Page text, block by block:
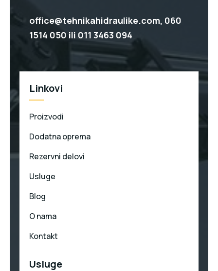
office@tehnikahidraulike.com, 060
1514 050 ili 011 3463 094
Linkovi
Proizvodi
Dodatna oprema
Rezervni delovi
Usluge
Blog
O nama
Kontakt
Usluge